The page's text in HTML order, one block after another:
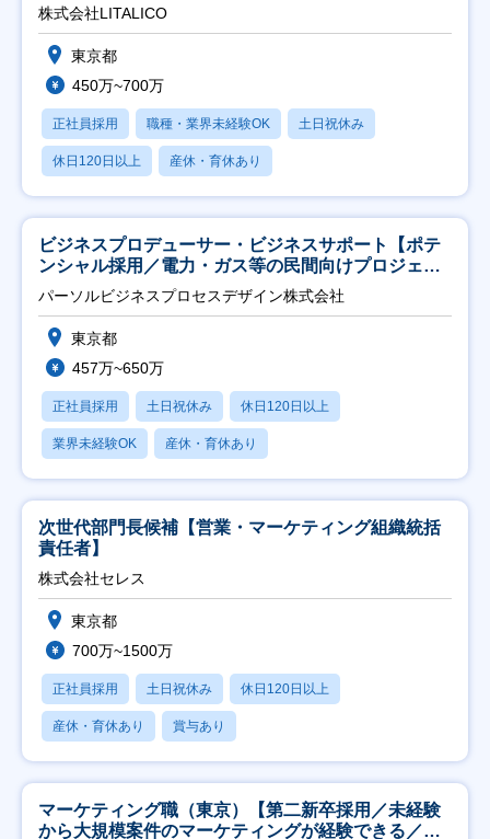
株式会社LITALICO
東京都
450万~700万
正社員採用 職種・業界未経験OK 土日祝休み
休日120日以上 産休・育休あり
ビジネスプロデューサー・ビジネスサポート【ポテ
ンシャル採用／電力・ガス等の民間向けプロジェク
ト推進】
パーソルビジネスプロセスデザイン株式会社
東京都
457万~650万
正社員採用 土日祝休み 休日120日以上
業界未経験OK 産休・育休あり
次世代部門長候補【営業・マーケティング組織統括
責任者】
株式会社セレス
東京都
700万~1500万
正社員採用 土日祝休み 休日120日以上
産休・育休あり 賞与あり
マーケティング職（東京）【第二新卒採用／未経験
から大規模案件のマーケティングが経験できる／研